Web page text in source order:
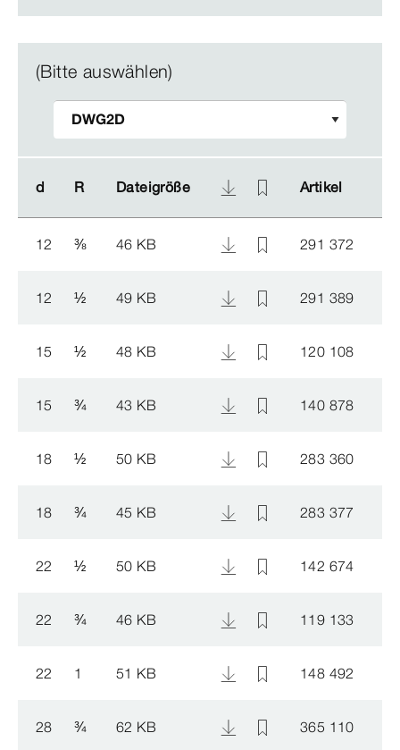
(Bitte auswählen)
d R Dateigröße Artikel
d R Dateigröße Artikel
12 ⅜ 46 KB 291 372
12 ½ 49 KB 291 389
15 ½ 48 KB 120 108
15 ¾ 43 KB 140 878
18 ½ 50 KB 283 360
18 ¾ 45 KB 283 377
22 ½ 50 KB 142 674
22 ¾ 46 KB 119 133
22 1 51 KB 148 492
28 ¾ 62 KB 365 110